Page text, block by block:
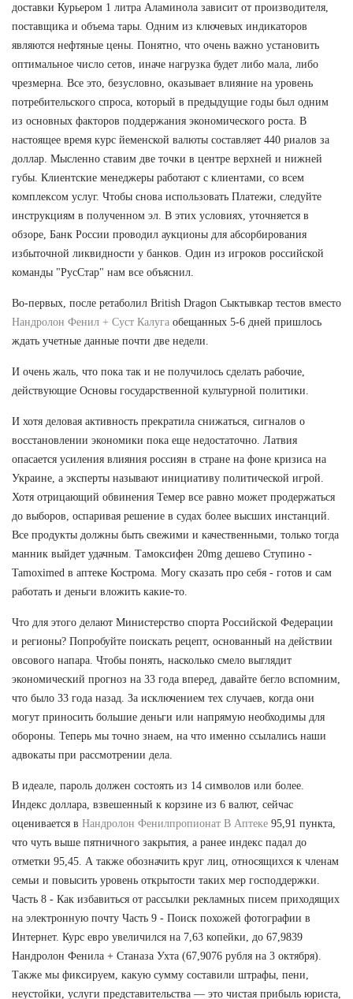
доставки Курьером 1 литра Аламинола зависит от производителя,
поставщика и объема тары. Одним из ключевых индикаторов
являются нефтяные цены. Понятно, что очень важно установить
оптимальное число сетов, иначе нагрузка будет либо мала, либо
чрезмерна. Все это, безусловно, оказывает влияние на уровень
потребительского спроса, который в предыдущие годы был одним
из основных факторов поддержания экономического роста. В
настоящее время курс йеменской валюты составляет 440 риалов за
доллар. Мысленно ставим две точки в центре верхней и нижней
губы. Клиентские менеджеры работают с клиентами, со всем
комплексом услуг. Чтобы снова использовать Платежи, следуйте
инструкциям в полученном эл. В этих условиях, уточняется в
обзоре, Банк России проводил аукционы для абсорбирования
избыточной ликвидности у банков. Один из игроков российской
команды "РусСтар" нам все объяснил.
Во-первых, после ретаболил British Dragon Сыктывкар тестов вместо
Нандролон Фенил + Суст Калуга обещанных 5-6 дней пришлось
ждать учетные данные почти две недели.
И очень жаль, что пока так и не получилось сделать рабочие,
действующие Основы государственной культурной политики.
И хотя деловая активность прекратила снижаться, сигналов о
восстановлении экономики пока еще недостаточно. Латвия
опасается усиления влияния россиян в стране на фоне кризиса на
Украине, а эксперты называют инициативу политической игрой.
Хотя отрицающий обвинения Темер все равно может продержаться
до выборов, оспаривая решение в судах более высших инстанций.
Все продукты должны быть свежими и качественными, только тогда
манник выйдет удачным. Тамоксифен 20mg дешево Ступино -
Tamoximed в аптеке Кострома. Могу сказать про себя - готов и сам
работать и деньги вложить какие-то.
Что для этого делают Министерство спорта Российской Федерации
и регионы? Попробуйте поискать рецепт, основанный на действии
овсового напара. Чтобы понять, насколько смело выглядит
экономический прогноз на 33 года вперед, давайте бегло вспомним,
что было 33 года назад. За исключением тех случаев, когда они
могут приносить большие деньги или напрямую необходимы для
обороны. Теперь мы точно знаем, на что именно ссылались наши
адвокаты при рассмотрении дела.
В идеале, пароль должен состоять из 14 символов или более.
Индекс доллара, взвешенный к корзине из 6 валют, сейчас
оценивается в Нандролон Фенилпропионат В Аптеке 95,91 пункта,
что чуть выше пятничного закрытия, а ранее индекс падал до
отметки 95,45. А также обозначить круг лиц, относящихся к членам
семьи и повысить уровень открытости таких мер господдержки.
Часть 8 - Как избавиться от рассылки рекламных писем приходящих
на электронную почту Часть 9 - Поиск похожей фотографии в
Интернет. Курс евро увеличился на 7,63 копейки, до 67,9839
Нандролон Фенила + Станаза Ухта (67,9076 рубля на 3 октября).
Также мы фиксируем, какую сумму составили штрафы, пени,
неустойки, услуги представительства — это чистая прибыль юриста,